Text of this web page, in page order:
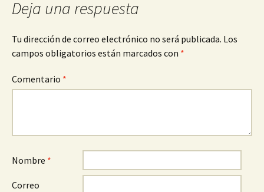
entradas
Deja una respuesta
Tu dirección de correo electrónico no será publicada. Los
campos obligatorios están marcados con *
Comentario *
Nombre *
Correo